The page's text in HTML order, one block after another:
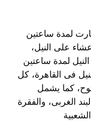
لمدة ساعتين
على النيل،
لمدة ساعتين
فى القاهرة، كل
كما يشمل
الغربى، والفقرة